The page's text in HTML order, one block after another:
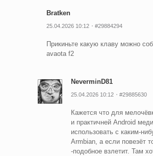
Bratken
25.04.2026 10:12 #29884294
Прикиньте какую клаву можно
avaota f2
NeverminD81
25.04.2026 10:12 #29885630
Кажется что для
и практичней Android
использовать с каким-
Armbian, а если повезёт
-подобное взлетит. Там